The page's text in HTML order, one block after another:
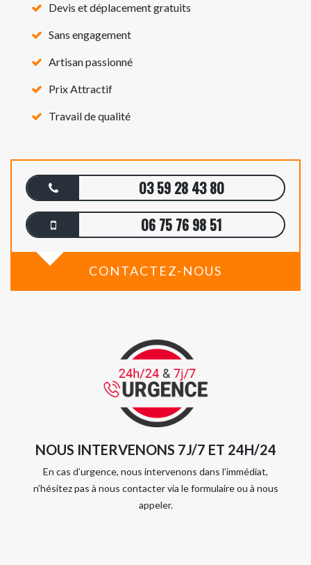
Devis et déplacement gratuits
Sans engagement
Artisan passionné
Prix Attractif
Travail de qualité
03 59 28 43 80
06 75 76 98 51
CONTACTEZ-NOUS
NOUS INTERVENONS 7J/7 ET 24H/24
En cas d’urgence, nous intervenons dans l’immédiat,
n’hésitez pas à nous contacter via le formulaire ou à nous
appeler.